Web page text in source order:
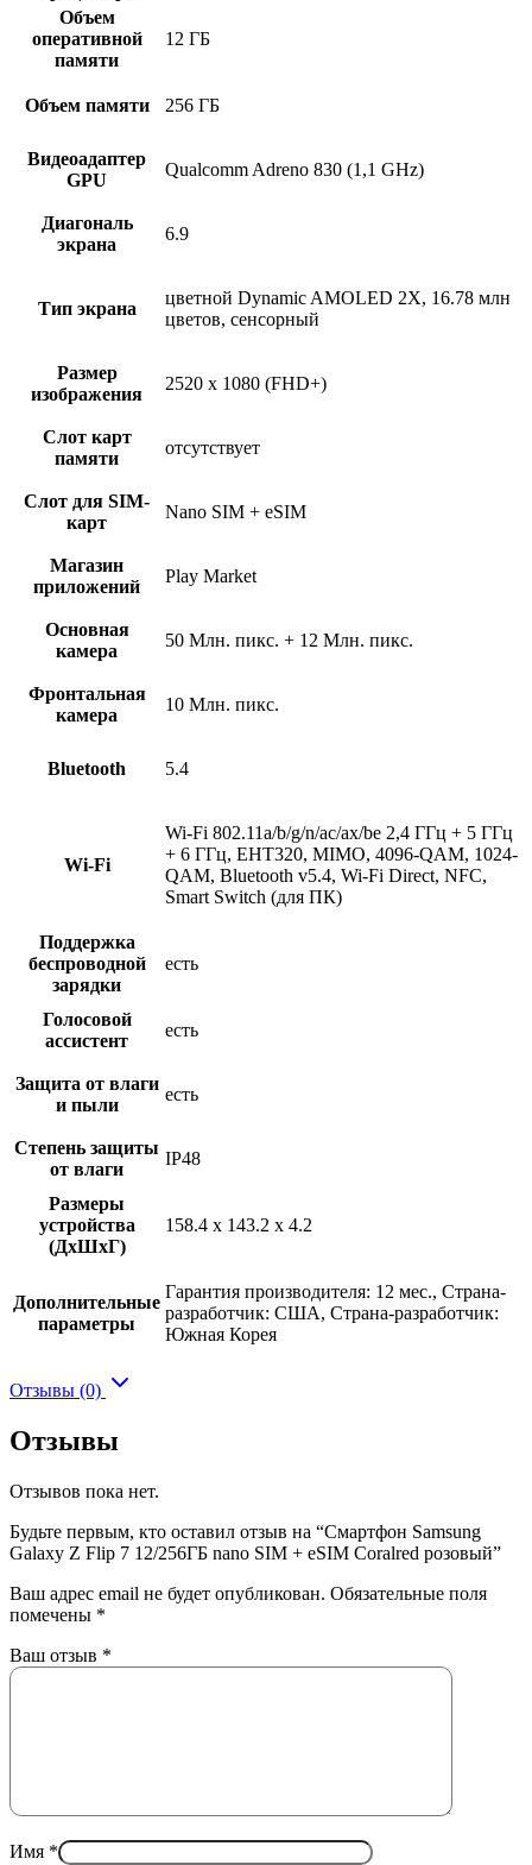
Объем
оперативной
памяти
12 ГБ
Объем памяти 256 ГБ
Видеоадаптер
GPU
Qualcomm Adreno 830 (1,1 GHz)
Диагональ
экрана
6.9
Тип экрана
цветной Dynamic AMOLED 2X, 16.78 млн
цветов, сенсорный
Размер
изображения
2520 x 1080 (FHD+)
Слот карт
памяти
отсутствует
Слот для SIM-
карт
Nano SIM + eSIM
Магазин
приложений
Play Market
Основная
камера
50 Млн. пикс. + 12 Млн. пикс.
Фронтальная
камера
10 Млн. пикс.
Bluetooth 5.4
Wi-Fi
Wi-Fi 802.11a/b/g/n/ac/ax/be 2,4 ГГц + 5 ГГц
+ 6 ГГц, EHT320, MIMO, 4096-QAM, 1024-
QAM, Bluetooth v5.4, Wi-Fi Direct, NFC,
Smart Switch (для ПК)
Поддержка
беспроводной
зарядки
есть
Голосовой
ассистент
есть
Защита от влаги
и пыли
есть
Степень защиты
от влаги
IP48
Размеры
устройства
(ДхШхГ)
158.4 x 143.2 x 4.2
Дополнительные
параметры
Гарантия производителя: 12 мес., Страна-
разработчик: США, Страна-разработчик:
Южная Корея
Отзывы (0)
Отзывы
Отзывов пока нет.
Будьте первым, кто оставил отзыв на “Смартфон Samsung
Galaxy Z Flip 7 12/256ГБ nano SIM + eSIM Coralred розовый”
Ваш адрес email не будет опубликован. Обязательные поля
помечены *
Ваш отзыв *
Имя *